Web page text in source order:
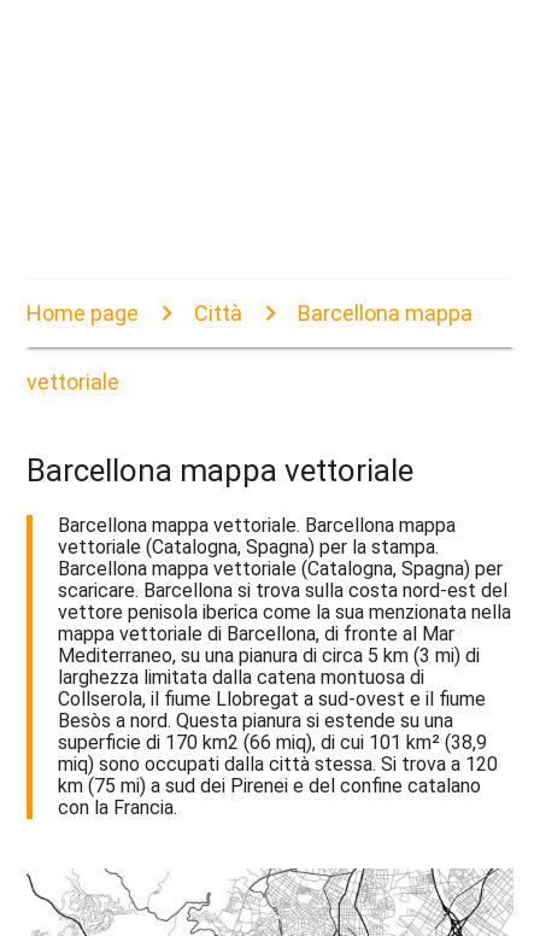
Home page Città Barcellona mappa
vettoriale
Barcellona mappa vettoriale
Barcellona mappa vettoriale. Barcellona mappa
vettoriale (Catalogna, Spagna) per la stampa.
Barcellona mappa vettoriale (Catalogna, Spagna) per
scaricare. Barcellona si trova sulla costa nord-est del
vettore penisola iberica come la sua menzionata nella
mappa vettoriale di Barcellona, di fronte al Mar
Mediterraneo, su una pianura di circa 5 km (3 mi) di
larghezza limitata dalla catena montuosa di
Collserola, il fiume Llobregat a sud-ovest e il fiume
Besòs a nord. Questa pianura si estende su una
superficie di 170 km2 (66 miq), di cui 101 km² (38,9
miq) sono occupati dalla città stessa. Si trova a 120
km (75 mi) a sud dei Pirenei e del confine catalano
con la Francia.